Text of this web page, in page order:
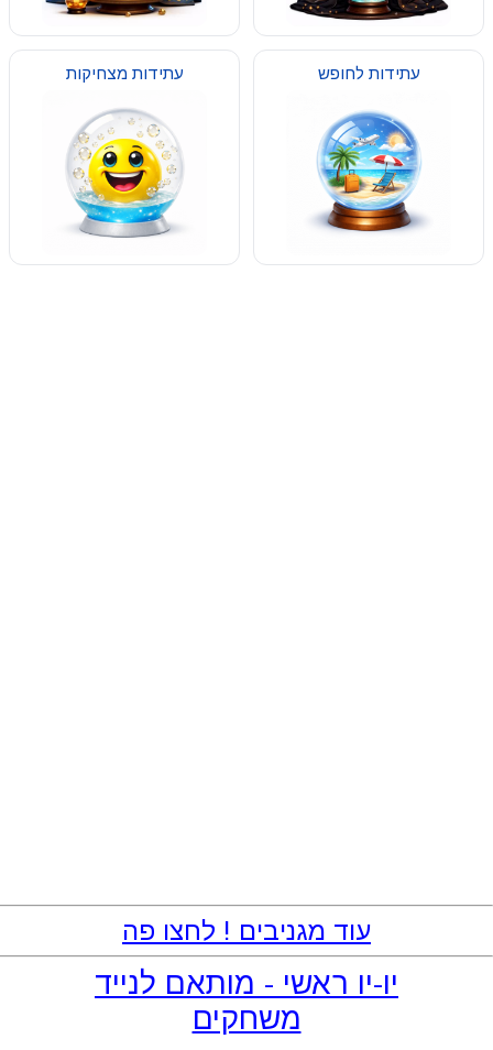
עתידות לחופש עתידות מצחיקות
עוד מגניבים ! לחצו פה
יו-יו ראשי - מותאם לנייד
משחקים